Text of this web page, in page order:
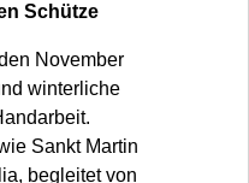
Schütze
November
winterliche
Sankt Martin
begleitet von